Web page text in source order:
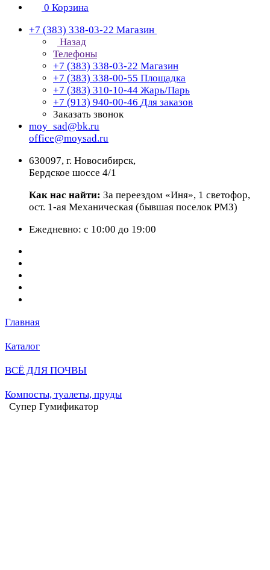
0 Корзина
+7 (383) 338-03-22 Магазин
Назад
Телефоны
+7 (383) 338-03-22 Магазин
+7 (383) 338-00-55 Площадка
+7 (383) 310-10-44 Жарь/Парь
+7 (913) 940-00-46 Для заказов
Заказать звонок
moy_sad@bk.ru
office@moysad.ru
630097, г. Новосибирск,
Бердское шоссе 4/1
Как нас найти: За переездом «Иня», 1 светофор,
ост. 1-ая Механическая (бывшая поселок РМЗ)
Ежедневно: с 10:00 до 19:00
Главная
Каталог
ВСЁ ДЛЯ ПОЧВЫ
Компосты, туалеты, пруды
Супер Гумификатор